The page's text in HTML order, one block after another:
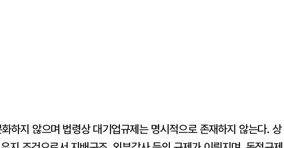
하지 않으며 법령상 대기업규제는 명시적으로 존재하지 않는다. 상